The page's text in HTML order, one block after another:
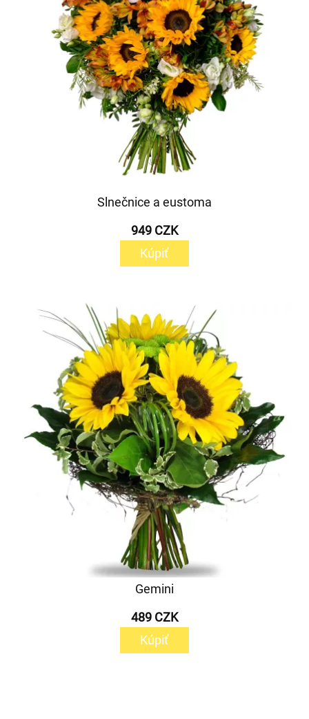
Slnečnice a eustoma
949 CZK
Kúpiť
Gemini
489 CZK
Kúpiť